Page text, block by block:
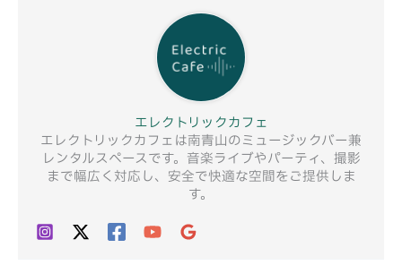
エレクトリックカフェ
エレクトリックカフェは南青山のミュージックバー兼
レンタルスペースです。音楽ライブやパーティ、撮影
まで幅広く対応し、安全で快適な空間をご提供しま
す。